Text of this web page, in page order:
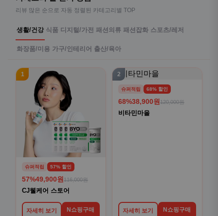
리뷰 많은 순으로 자동 정렬된 카테고리별 TOP
생활/건강 식품 디지털/가전 패션의류 패션잡화 스포츠/레저
화장품/미용 가구/인테리어 출산/육아
1
슈퍼적립 57% 할인
57%49,900원 116,000원
CJ웰케어 스토어
자세히 보기 N쇼핑구매
2
슈퍼적립 68% 할인
68%38,900원 120,000원
비타민마을
자세히 보기 N쇼핑구매